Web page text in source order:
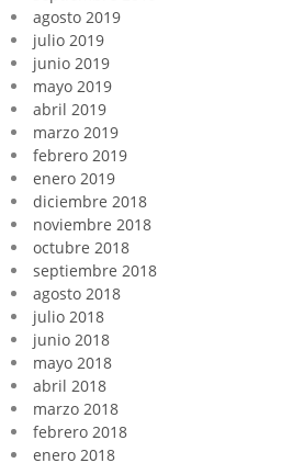
agosto 2019
julio 2019
junio 2019
mayo 2019
abril 2019
marzo 2019
febrero 2019
enero 2019
diciembre 2018
noviembre 2018
octubre 2018
septiembre 2018
agosto 2018
julio 2018
junio 2018
mayo 2018
abril 2018
marzo 2018
febrero 2018
enero 2018